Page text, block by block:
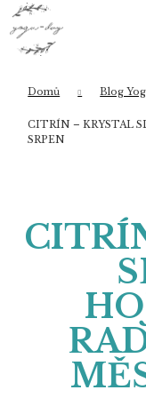
Přejít
obsah
Domů Blog
CITRÍN – KRYSTAL
SRPEN
K
o
Zpět
Zpět
Co